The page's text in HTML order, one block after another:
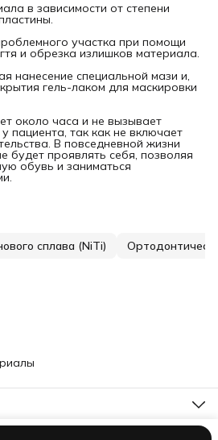
в зависимости от степени
участка при помощи
и обрезка излишков материала.
нанесение специальной мази и,
гель-лаком для маскировки
около часа и не вызывает
пациента, так как не включает
В повседневной жизни
будет проявлять себя, позволяя
обувь и заниматься
сплава (NiTi)